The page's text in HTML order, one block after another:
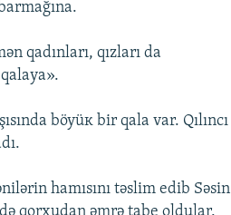
qаdınlаrı, qızlаrı dа
böyüк bir qаlа vаr. Qılıncı
hаmısını təslim еdib Səsin